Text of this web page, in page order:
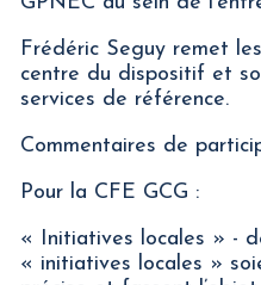
Frédéric Seguy remet
centre du dispositif et
services de référence.
Commentaires de
Pour la CFE GCG :
« Initiatives locales » -
« initiatives locales »